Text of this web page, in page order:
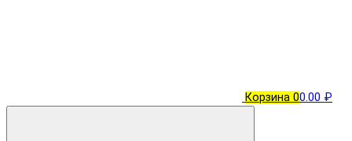
Корзина 00.00 ₽